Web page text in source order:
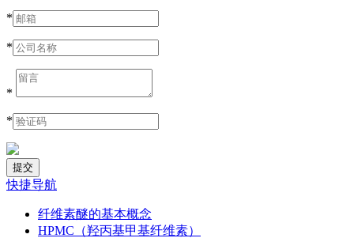
*
*
*
*
快捷导航
纤维素醚的基本概念
HPMC（羟丙基甲基纤维素）